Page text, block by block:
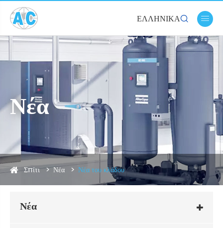
ΕΛΛΗΝΙΚΆ 
Νέα
Σπίτι Νέα Νέα του κλάδου
Νέα